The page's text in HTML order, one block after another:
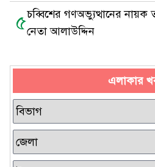
৫চব্বিশের গণঅভ্যুত্থানের
নেতা আলাউদ্দিন
এলাকার